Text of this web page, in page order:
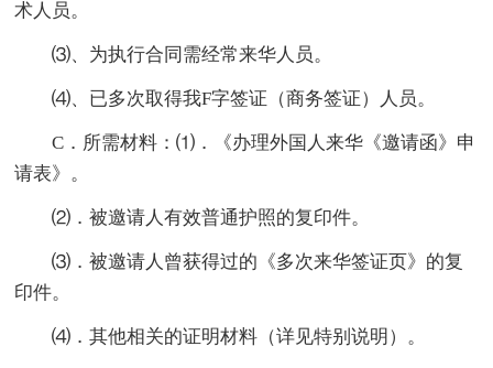
术人员。
⑶、为执行合同需经常来华人员。
⑷、已多次取得我F字签证（商务签证）人员。
C．所需材料：⑴．《办理外国人来华《邀请函》申
请表》。
⑵．被邀请人有效普通护照的复印件。
⑶．被邀请人曾获得过的《多次来华签证页》的复
印件。
⑷．其他相关的证明材料（详见特别说明）。